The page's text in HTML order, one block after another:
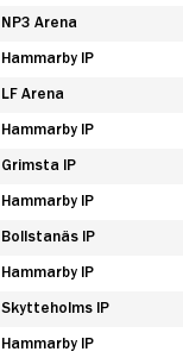
NP3 Arena
Hammarby IP
LF Arena
Hammarby IP
Grimsta IP
Hammarby IP
Bollstanäs IP
Hammarby IP
Skytteholms IP
Hammarby IP